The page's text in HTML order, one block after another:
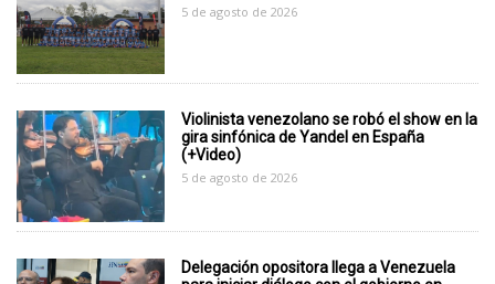
5 de agosto de 2026
Violinista venezolano se robó el show en la
gira sinfónica de Yandel en España
(+Video)
5 de agosto de 2026
Delegación opositora llega a Venezuela